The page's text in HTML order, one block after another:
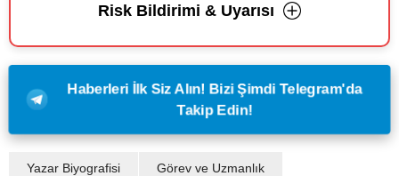
Risk Bildirimi & Uyarısı
Haberleri İlk Siz Alın! Bizi Şimdi Telegram'da
Takip Edin!
Yazar Biyografisi Görev ve Uzmanlık